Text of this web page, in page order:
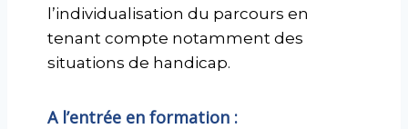
l’individualisation du parcours en
tenant compte notamment des
situations de handicap.
A l’entrée en formation :